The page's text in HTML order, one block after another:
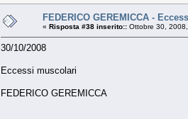
FEDERICO GEREMICCA -
« Risposta #38 inserito:: Ottobre 30,
30/10/2008
Eccessi muscolari
FEDERICO GEREMICCA